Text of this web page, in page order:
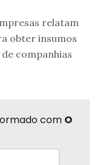
relatam
obter insumos
companhias
com O